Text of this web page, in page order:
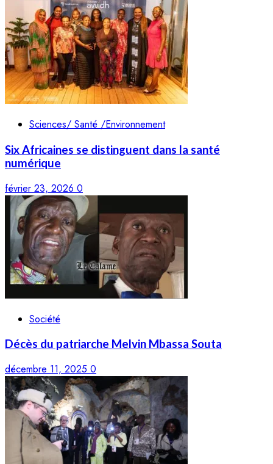
Sciences/ Santé /Environnement
Six Africaines se distinguent dans la santé
numérique
février 23, 2026 0
Société
Décès du patriarche Melvin Mbassa Souta
décembre 11, 2025 0